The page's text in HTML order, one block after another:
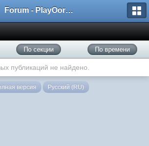
Forum - PlayOorbis.net
По секции По времени
публикаций не найдено.
версия Русский (RU)